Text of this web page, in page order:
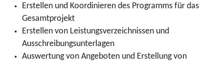
Erstellen und Koordinieren des Programms für das
Gesamtprojekt
Erstellen von Leistungsverzeichnissen und
Ausschreibungsunterlagen
Auswertung von Angeboten und Erstellung von